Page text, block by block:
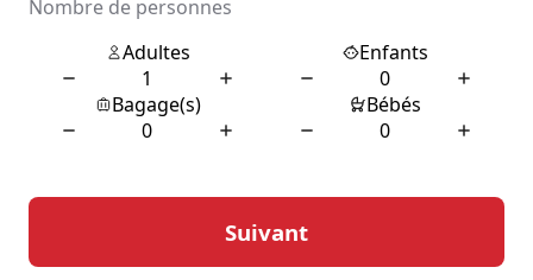
professionnels.
Services offerts par
Chauffeur privé Clarac
services adaptés à divers besoins de transport. Parmi
les services proposés, on trouve les transferts vers et
depuis les aéroports, qui garantissent un début ou une